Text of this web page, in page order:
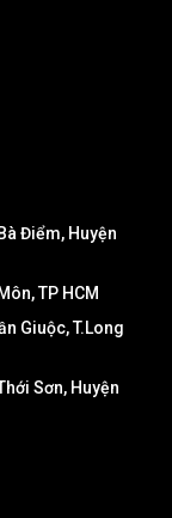
Điểm, Huyện
TP HCM
Giuộc, T.Long
Sơn, Huyện